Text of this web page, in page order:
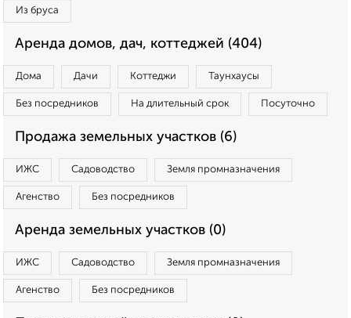
Из бруса
Аренда домов, дач, коттеджей (404)
Дома Дачи Коттеджи Таунхаусы
Без посредников На длительный срок Посуточно
Продажа земельных участков (6)
ИЖС Садоводство Земля промназначения
Агенство Без посредников
Аренда земельных участков (0)
ИЖС Садоводство Земля промназначения
Агенство Без посредников